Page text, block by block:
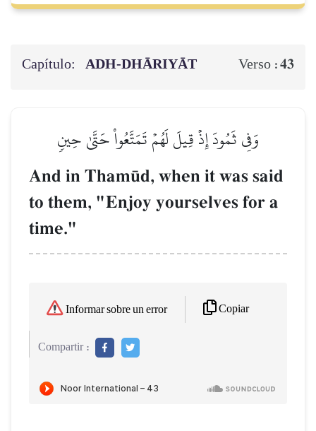
Capítulo: ADH-DHĀRIYĀT Verso :43
وَفِي ثَمُودَ إِذۡ قِيلَ لَهُمۡ تَمَتَّعُواْ حَتَّىٰ حِينٖ
And in Tham´d, when it was said
to them, "Enjoy yourselves for a
time."
Informar sobre un error Copiar
Compartir :